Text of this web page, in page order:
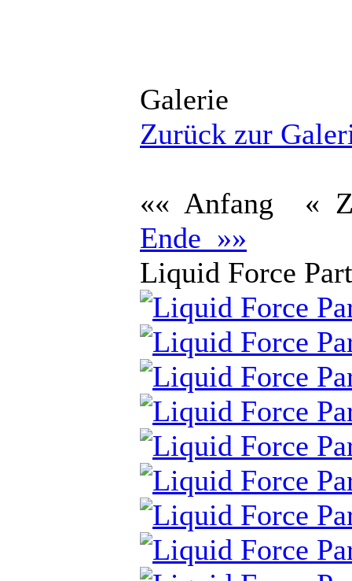
Galerie
Zurück zur
«« Anfang
«
Ende »»
Liquid Force